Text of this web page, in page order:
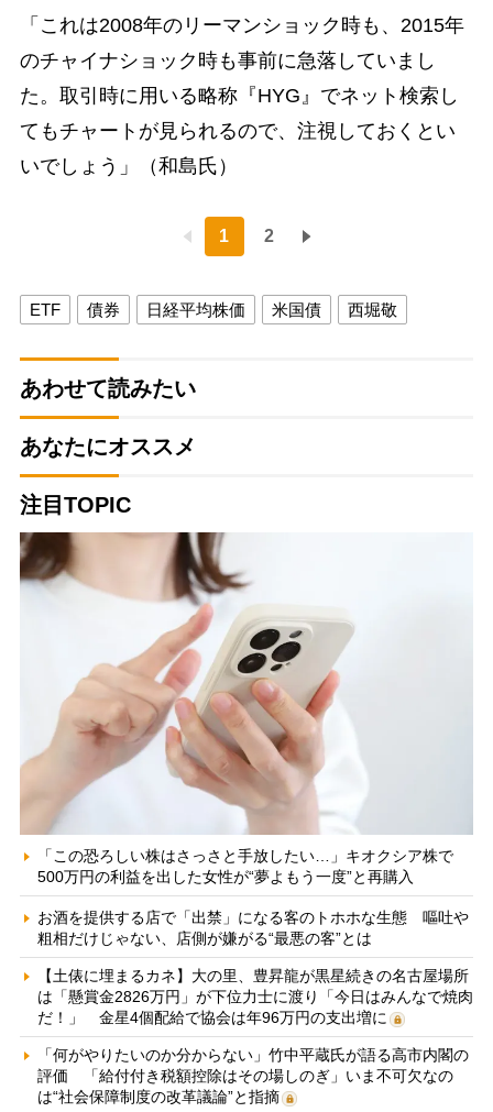
「これは2008年のリーマンショック時も、2015年
のチャイナショック時も事前に急落していまし
た。取引時に用いる略称『HYG』でネット検索し
てもチャートが見られるので、注視しておくとい
いでしょう」（和島氏）
1 2
ETF 債券 日経平均株価 米国債 西堀敬
あわせて読みたい
あなたにオススメ
注目TOPIC
「この恐ろしい株はさっさと手放したい…」キオクシア株で
500万円の利益を出した女性が“夢よもう一度”と再購入
お酒を提供する店で「出禁」になる客のトホホな生態 嘔吐や
粗相だけじゃない、店側が嫌がる“最悪の客”とは
【土俵に埋まるカネ】大の里、豊昇龍が黒星続きの名古屋場所
は「懸賞金2826万円」が下位力士に渡り「今日はみんなで焼肉
だ！」 金星4個配給で協会は年96万円の支出増に
「何がやりたいのか分からない」竹中平蔵氏が語る高市内閣の
評価 「給付付き税額控除はその場しのぎ」いま不可欠なの
は“社会保障制度の改革議論”と指摘